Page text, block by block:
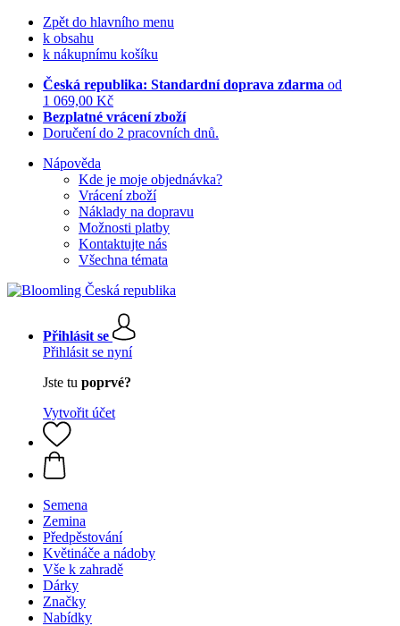
Zpět do hlavního menu
k obsahu
k nákupnímu košíku
Česká republika: Standardní doprava zdarma od
1 069,00 Kč
Bezplatné vrácení zboží
Doručení do 2 pracovních dnů.
Nápověda
Kde je moje objednávka?
Vrácení zboží
Náklady na dopravu
Možnosti platby
Kontaktujte nás
Všechna témata
Přihlásit se
Přihlásit se nyní
Jste tu poprvé?
Vytvořit účet
Semena
Zemina
Předpěstování
Květináče a nádoby
Vše k zahradě
Dárky
Značky
Nabídky